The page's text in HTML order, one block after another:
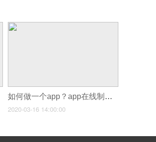
如何做一个app？app在线制作神器，0代码自制app软件
2020-03-16 14:00:00